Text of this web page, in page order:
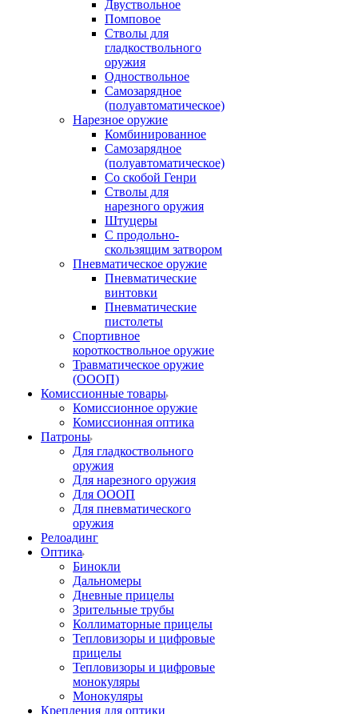
Двуствольное
Помповое
Стволы для
гладкоствольного
оружия
Одноствольное
Самозарядное
(полуавтоматическое)
Нарезное оружие
Комбинированное
Самозарядное
(полуавтоматическое)
Со скобой Генри
Стволы для
нарезного оружия
Штуцеры
С продольно-
скользящим затвором
Пневматическое оружие
Пневматические
винтовки
Пневматические
пистолеты
Спортивное
короткоствольное оружие
Травматическое оружие
(ОООП)
Комиссионные товары
Комиссионное оружие
Комиссионная оптика
Патроны
Для гладкоствольного
оружия
Для нарезного оружия
Для ОООП
Для пневматического
оружия
Релоадинг
Оптика
Бинокли
Дальномеры
Дневные прицелы
Зрительные трубы
Коллиматорные прицелы
Тепловизоры и цифровые
прицелы
Тепловизоры и цифровые
монокуляры
Монокуляры
Крепления для оптики